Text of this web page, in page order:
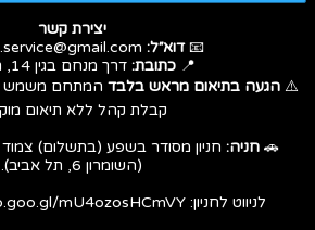
יצירת קשר
📧דוא״ל:
📍 כתובת: דרך מנחם בגין 14, תל אביב
⚠️ הגעה בתיאום מראש בלבד המתחם משמש
קבלת קהל ללא תיאום
🚗 חניה: חניון מסודר בשפע (בתשלום) צמוד
(השומרון 6, תל אביב).
לניווט לחניון:mU4ozosHCmVY